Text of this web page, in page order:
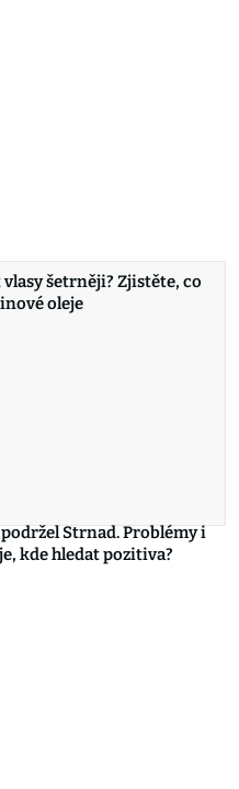
šetrněji? Zjistěte, co
oleje
Strnad. Problémy i
kde hledat pozitiva?